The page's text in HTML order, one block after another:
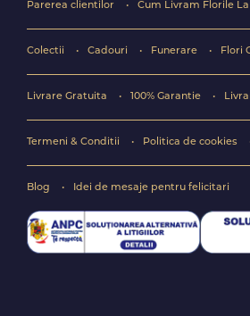
Parerea clientilor Cum Livram Florile
Colectii Cadouri Funerare Flori
Livrare Gratuita 100% Garantie
Termeni & Conditii Politica de cookies
Blog Idei de mesaje pentru felicitari